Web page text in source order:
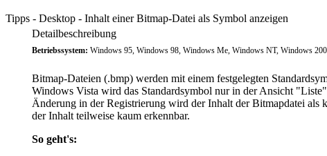
Tipps - Desktop - Inhalt einer Bitmap-Datei als Symbol anzeigen
Detailbeschreibung
Betriebssystem: Windows 95, Windows 98, Windows Me, Windows NT, Windows
Bitmap-Dateien (.bmp) werden mit einem festgelegten
Windows Vista wird das Standardsymbol nur in der Ansicht
Änderung in der Registrierung wird der Inhalt der Bitmapdatei als
der Inhalt teilweise kaum erkennbar.
So geht's: